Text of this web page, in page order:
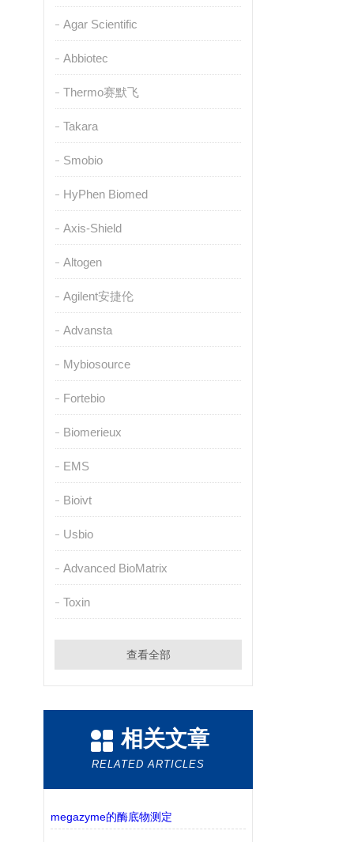
Agar Scientific
Abbiotec
Thermo赛默飞
Takara
Smobio
HyPhen Biomed
Axis-Shield
Altogen
Agilent安捷伦
Advansta
Mybiosource
Fortebio
Biomerieux
EMS
Bioivt
Usbio
Advanced BioMatrix
Toxin
查看全部
相关文章
RELATED ARTICLES
megazyme的酶底物测定